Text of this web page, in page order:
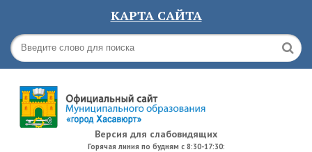
КАРТА САЙТА
Версия для слабовидящих
Горячая линия по будням с 8:30-17:30: